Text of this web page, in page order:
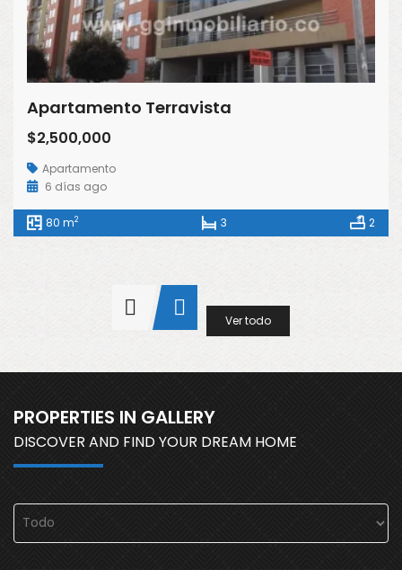
Apartamento Terravista
$2,500,000
Apartamento
6 días ago
80 m2 3 2
Ver todo
PROPERTIES IN GALLERY
DISCOVER AND FIND YOUR DREAM HOME